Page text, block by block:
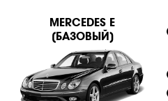
MERСEDES E
(БАЗОВЫЙ)